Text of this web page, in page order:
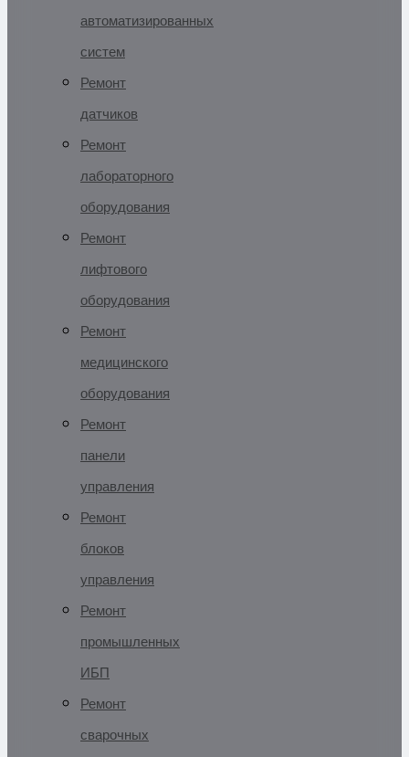
автоматизированных
систем
Ремонт
датчиков
Ремонт
лабораторного
оборудования
Ремонт
лифтового
оборудования
Ремонт
медицинского
оборудования
Ремонт
панели
управления
Ремонт
блоков
управления
Ремонт
промышленных
ИБП
Ремонт
сварочных